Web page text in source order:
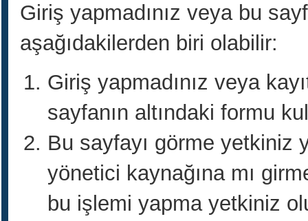
Giriş yapmadınız veya bu
aşağıdakilerden biri olabilir:
Giriş yapmadınız veya
sayfanın altındaki formu
Bu sayfayı görme yetkiniz
yönetici kaynağına mı
bu işlemi yapma yetkiniz